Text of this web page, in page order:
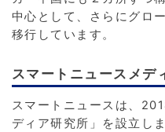
中心として、さらにグロ
移行しています。
スマートニュースメデ
スマートニュースは、
ディア研究所」を設立しま